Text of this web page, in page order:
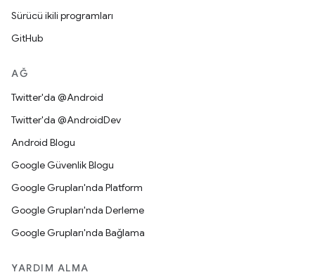
Sürücü ikili programları
GitHub
AĞ
Twitter'da @Android
Twitter'da @AndroidDev
Android Blogu
Google Güvenlik Blogu
Google Grupları'nda Platform
Google Grupları'nda Derleme
Google Grupları'nda Bağlama
YARDIM ALMA